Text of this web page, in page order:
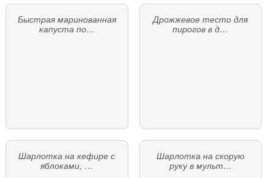
Быстрая маринованная
капуста по…
Дрожжевое тесто для
пирогов в д…
Шарлотка на кефире с
яблоками, …
Шарлотка на скорую
руку в мульт…